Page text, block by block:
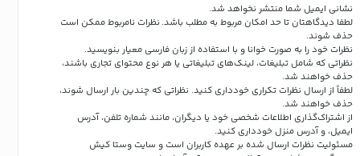
نشانی ایمیل شما منتشر نخواهد شد.
لطفا دیدگاهتان تا حد امکان مربوط به مطلب باشد. نظرات نامربوط ممکن است
حذف شوند.
نظرات خود را به صورت خوانا و با استفاده از زبان فارسی معیار بنویسید.
نظراتی که شامل تبلیغات، لینک‌های تبلیغاتی یا هر نوع محتوای تجاری باشند،
حذف خواهند شد.
لطفاً از ارسال نظرات تکراری خودداری کنید. نظراتی که چندین بار ارسال شوند،
حذف خواهند شد.
از اشتراک‌گذاری اطلاعات شخصی خود یا دیگران، مانند شماره تلفن، آدرس
ایمیل، و آدرس منزل خودداری کنید.
مسئولیت نظرات ارسال شده بر عهده کاربران است و سایت وستا کیش